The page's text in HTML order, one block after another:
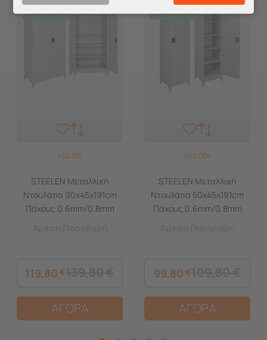
452.001
STEELEN Μεταλλική
Ντουλάπα 90x45x191cm
Πάχους 0.6mm/0.8mm
(πάτωμα) Γαλβανιζέ με 4
Άμεση Παραλαβή
119,80 €
ΑΓΟΡΑ
452.004
STEELEN Μεταλλική
Ντουλάπα 50x45x191cm
Πάχους 0.6mm/0.8mm
(πάτωμα) Γαλβανιζέ με 4
Άμεση Παραλαβή
99,80 €
ΑΓΟΡΑ